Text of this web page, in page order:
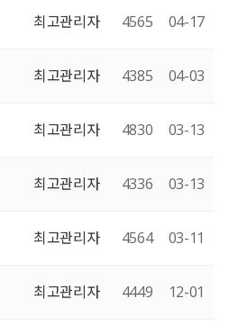
최고관리자 4565 04-17
최고관리자 4385 04-03
최고관리자 4830 03-13
최고관리자 4336 03-13
최고관리자 4564 03-11
최고관리자 4449 12-01